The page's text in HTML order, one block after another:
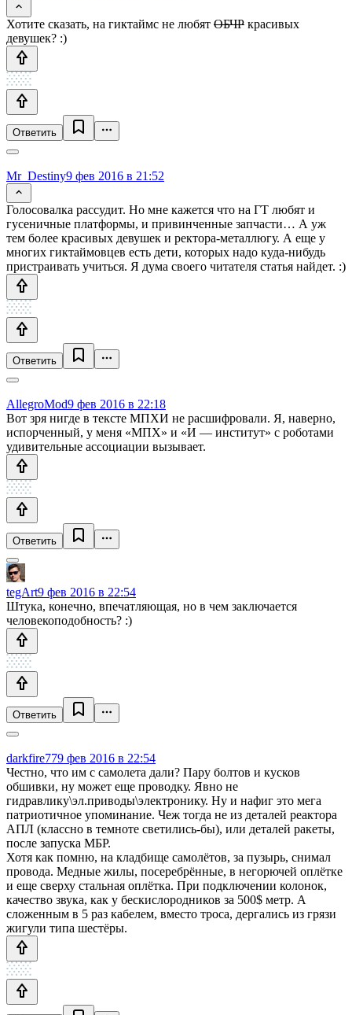
Хотите сказать, на гиктаймс не любят ОБЧР красивых
девушек? :)
Ответить
Mr_Destiny9 фев 2016 в 21:52
Голосовалка рассудит. Но мне кажется что на ГТ любят и
гусеничные платформы, и привинченные запчасти… А уж
тем более красивых девушек и ректора-металлюгу. А еще у
многих гиктаймовцев есть дети, которых надо куда-нибудь
пристраивать учиться. Я дума своего читателя статья найдет. :)
Ответить
AllegroMod9 фев 2016 в 22:18
Вот зря нигде в тексте МПХИ не расшифровали. Я, наверно,
испорченный, у меня «МПХ» и «И — институт» с роботами
удивительные ассоциации вызывает.
Ответить
tegArt9 фев 2016 в 22:54
Штука, конечно, впечатляющая, но в чем заключается
человекоподобность? :)
Ответить
darkfire779 фев 2016 в 22:54
Честно, что им с самолета дали? Пару болтов и кусков
обшивки, ну может еще проводку. Явно не
гидравлику\эл.приводы\электронику. Ну и нафиг это мега
патриотичное упоминание. Чеж тогда не из деталей реактора
АПЛ (классно в темноте светились-бы), или деталей ракеты,
после запуска МБР.
Хотя как помню, на кладбище самолётов, за пузырь, снимал
провода. Медные жилы, посеребрённые, в негорючей оплётке
и еще сверху стальная оплётка. При подключении колонок,
качество звука, как у бескислородников за 500$ метр. А
сложенным в 5 раз кабелем, вместо троса, дергались из грязи
жигули типа шестёры.